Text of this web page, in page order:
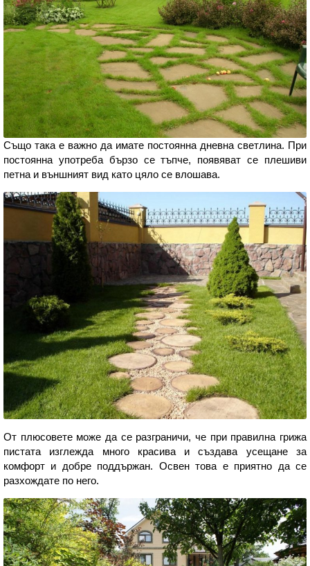
Също така е важно да имате постоянна дневна светлина. При
постоянна употреба бързо се тъпче, появяват се плешиви
петна и външният вид като цяло се влошава.
От плюсовете може да се разграничи, че при правилна грижа
пистата изглежда много красива и създава усещане за
комфорт и добре поддържан. Освен това е приятно да се
разхождате по него.